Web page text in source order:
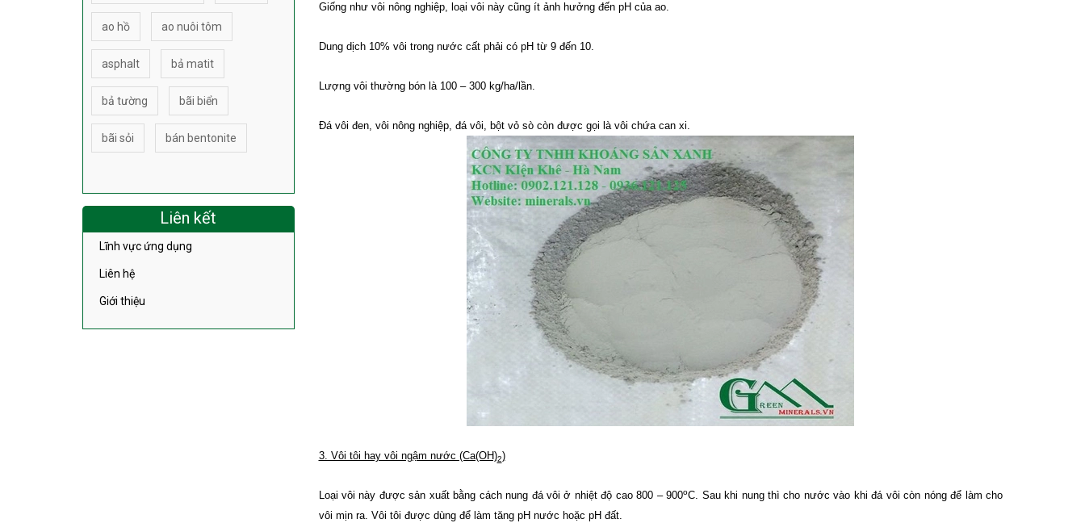
Giống như vôi nông nghiệp, loại vôi này cũng ít ảnh hưởng đến pH của ao.
Dung dịch 10% vôi trong nước cất phải có pH từ 9 đến 10.
Lượng vôi thường bón là 100 – 300 kg/ha/lần.
Đá vôi đen, vôi nông nghiệp, đá vôi, bột vỏ sò còn được gọi là vôi chứa can xi.
3. Vôi tôi hay vôi ngậm nước (Ca(OH)2)
Loại vôi này được sản xuất bằng cách nung đá vôi ở nhiệt độ cao 800 – 900oC. Sau khi nung thì cho nước vào khi đá vôi còn nóng để làm cho
vôi mịn ra. Vôi tôi được dùng để làm tăng pH nước hoặc pH đất.
ao hồ ao nuôi tôm
asphalt bả matit
bả tường bãi biển
bãi sỏi bán bentonite
Liên kết
Lĩnh vực ứng dụng